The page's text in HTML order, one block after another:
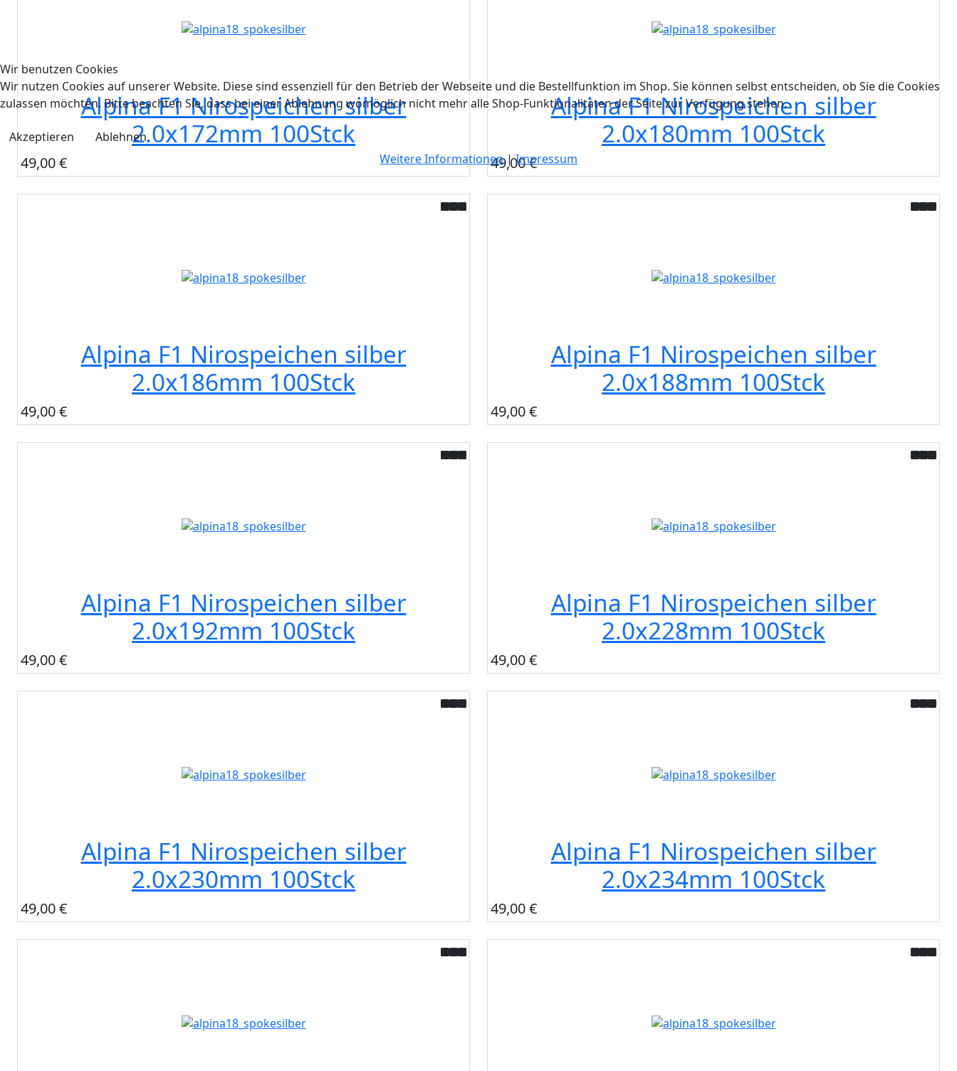
Alpina F1 Nirospeichen silber
2.0x172mm 100Stck
49,00 €
Alpina F1 Nirospeichen silber
2.0x180mm 100Stck
49,00 €
Alpina F1 Nirospeichen silber
2.0x186mm 100Stck
49,00 €
Alpina F1 Nirospeichen silber
2.0x188mm 100Stck
49,00 €
Alpina F1 Nirospeichen silber
2.0x192mm 100Stck
49,00 €
Alpina F1 Nirospeichen silber
2.0x228mm 100Stck
49,00 €
Alpina F1 Nirospeichen silber
2.0x230mm 100Stck
49,00 €
Alpina F1 Nirospeichen silber
2.0x234mm 100Stck
49,00 €
Wir benutzen Cookies
Wir nutzen Cookies auf unserer Website. Diese sind essenziell für den Betrieb der Webseite und die Bestellfunktion im Shop. Sie können selbst entscheiden, ob Sie die Cookies
zulassen möchten. Bitte beachten Sie, dass bei einer Ablehnung womöglich nicht mehr alle Shop-Funktionalitäten der Seite zur Verfügung stehen.
Akzeptieren
Ablehnen
Weitere Informationen|Impressum